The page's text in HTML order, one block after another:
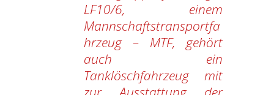
LF10/6, einem
Mannschaftstransportfa
hrzeug – MTF, gehört
auch ein
Tanklöschfahrzeug mit